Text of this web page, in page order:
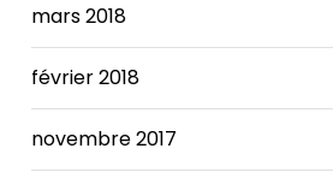
mars 2018
février 2018
novembre 2017